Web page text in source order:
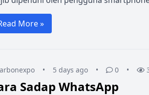
More »
• 5 days ago • 0 •
Sadap WhatsApp